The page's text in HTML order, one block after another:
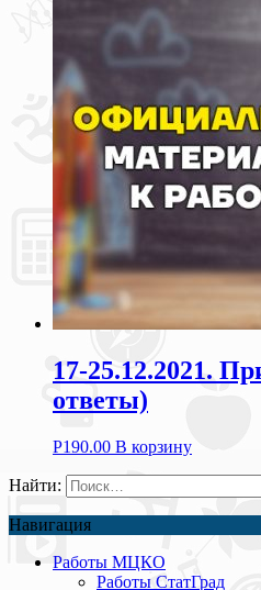
17-25.12.2021.
ответы)
Р190.00 В корзину
Найти:
Навигация
Работы МЦКО
Работы СтатГрад